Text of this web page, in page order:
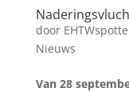
door
Nieuws
Van 28